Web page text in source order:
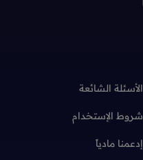
الأسئلة الشائعة
شروط الإستخدام
إدعمنا مادياً